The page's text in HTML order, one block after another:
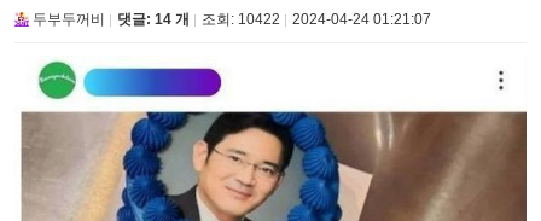
두부두꺼비 댓글: 14 개 조회: 10422 2024-04-24 01:21:07